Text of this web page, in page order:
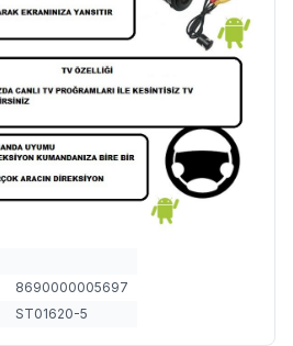
8690000005697
ST01620-5